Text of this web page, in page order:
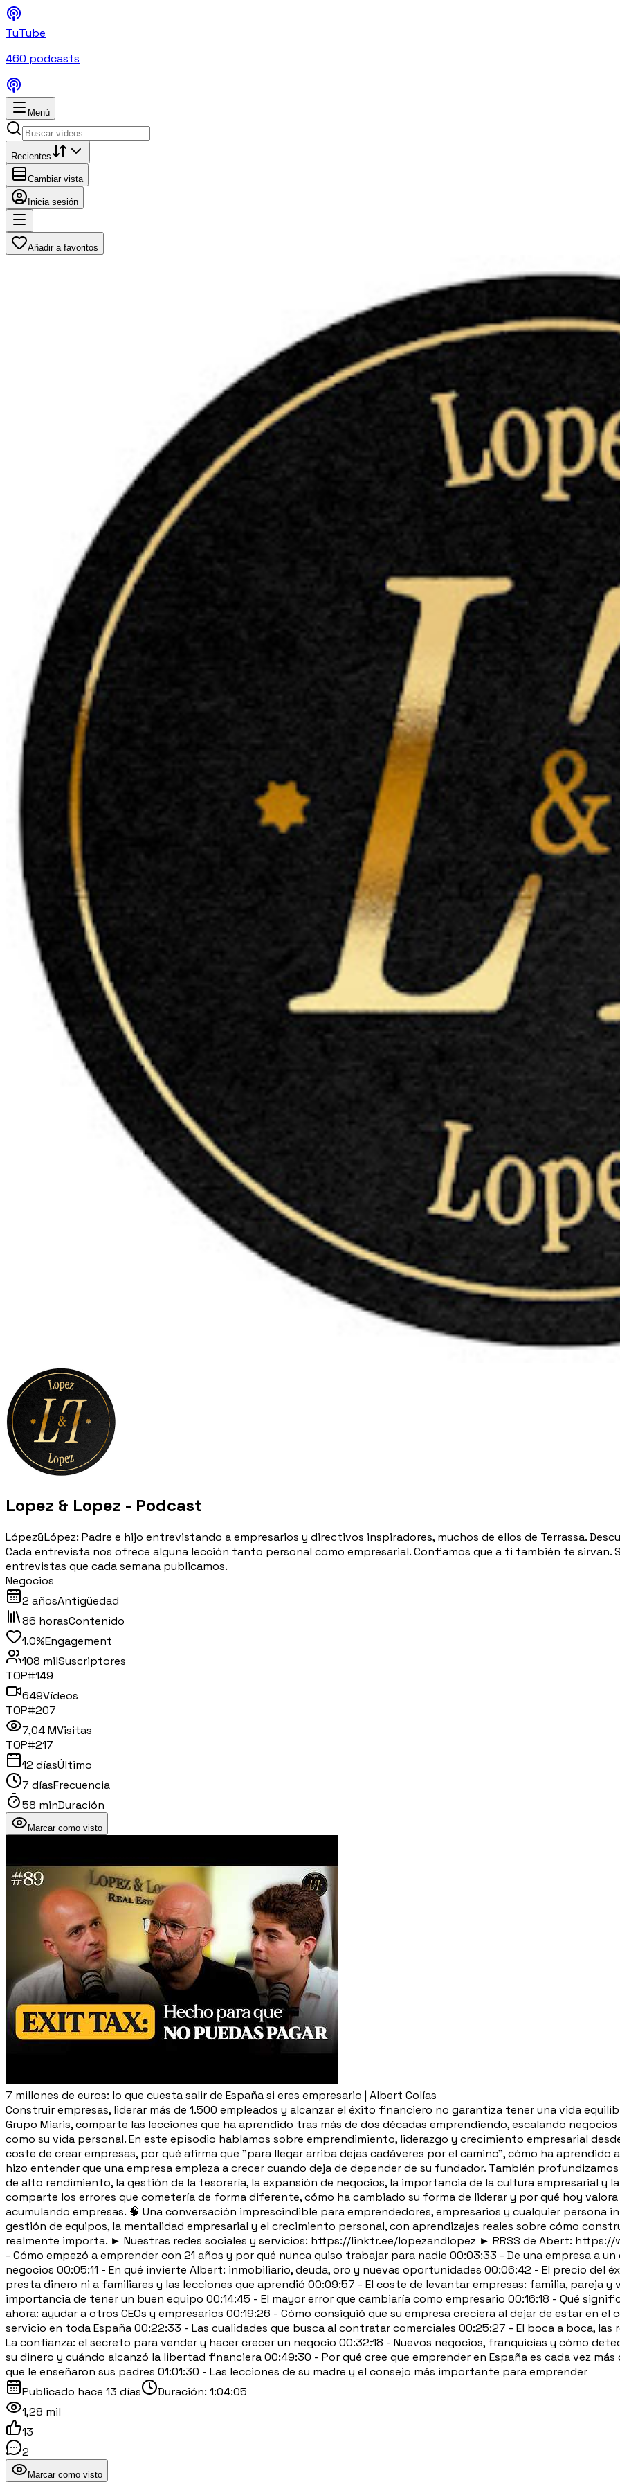
TuTube
460 podcasts
Menú
Recientes
Cambiar vista
Inicia sesión
Añadir a favoritos
Lopez & Lopez - Podcast
López&López: Padre e hijo entrevistando a empresarios y directivos inspiradores, muchos de ellos de Terrassa.
Cada entrevista nos ofrece alguna lección tanto personal como empresarial. Confiamos que a ti también te sirvan.
entrevistas que cada semana publicamos.
Negocios
2 añosAntigüedad
86 horasContenido
1.0%Engagement
108 milSuscriptores
TOP#149
649Vídeos
TOP#207
7,04 MVisitas
TOP#217
12 díasÚltimo
7 díasFrecuencia
58 minDuración
Marcar como visto
7 millones de euros: lo que cuesta salir de España si eres empresario | Albert Colías
Construir empresas, liderar más de 1.500 empleados y alcanzar el éxito financiero no garantiza tener una vida
Grupo Miaris, comparte las lecciones que ha aprendido tras más de dos décadas emprendiendo, escalando
como su vida personal. En este episodio hablamos sobre emprendimiento, liderazgo y crecimiento empresarial
coste de crear empresas, por qué afirma que "para llegar arriba dejas cadáveres por el camino", cómo ha aprendido
hizo entender que una empresa empieza a crecer cuando deja de depender de su fundador. También
de alto rendimiento, la gestión de la tesorería, la expansión de negocios, la importancia de la cultura empresarial y
comparte los errores que cometería de forma diferente, cómo ha cambiado su forma de liderar y por qué hoy
acumulando empresas. 🧠 Una conversación imprescindible para emprendedores, empresarios y cualquier persona
gestión de equipos, la mentalidad empresarial y el crecimiento personal, con aprendizajes reales sobre cómo
realmente importa. ► Nuestras redes sociales y servicios: https://linktr.ee/lopezandlopez ► RRSS de Abert:
- Cómo empezó a emprender con 21 años y por qué nunca quiso trabajar para nadie 00:03:33 - De una empresa a
negocios 00:05:11 - En qué invierte Albert: inmobiliario, deuda, oro y nuevas oportunidades 00:06:42 - El precio del
presta dinero ni a familiares y las lecciones que aprendió 00:09:57 - El coste de levantar empresas: familia, pareja y
importancia de tener un buen equipo 00:14:45 - El mayor error que cambiaría como empresario 00:16:18 - Qué
ahora: ayudar a otros CEOs y empresarios 00:19:26 - Cómo consiguió que su empresa creciera al dejar de estar en el
servicio en toda España 00:22:33 - Las cualidades que busca al contratar comerciales 00:25:27 - El boca a boca, las
La confianza: el secreto para vender y hacer crecer un negocio 00:32:18 - Nuevos negocios, franquicias y cómo
su dinero y cuándo alcanzó la libertad financiera 00:49:30 - Por qué cree que emprender en España es cada vez
que le enseñaron sus padres 01:01:30 - Las lecciones de su madre y el consejo más importante para emprender
Publicado hace 13 días Duración: 1:04:05
1,28 mil
13
2
Marcar como visto